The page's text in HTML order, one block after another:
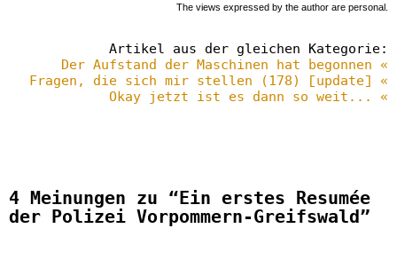
The views expressed by the author are personal.
Artikel aus der gleichen Kategorie:
Der Aufstand der Maschinen hat begonnen «
Fragen, die sich mir stellen (178) [update] «
Okay jetzt ist es dann so weit... «
4 Meinungen zu “Ein erstes Resumée
der Polizei Vorpommern-Greifswald”